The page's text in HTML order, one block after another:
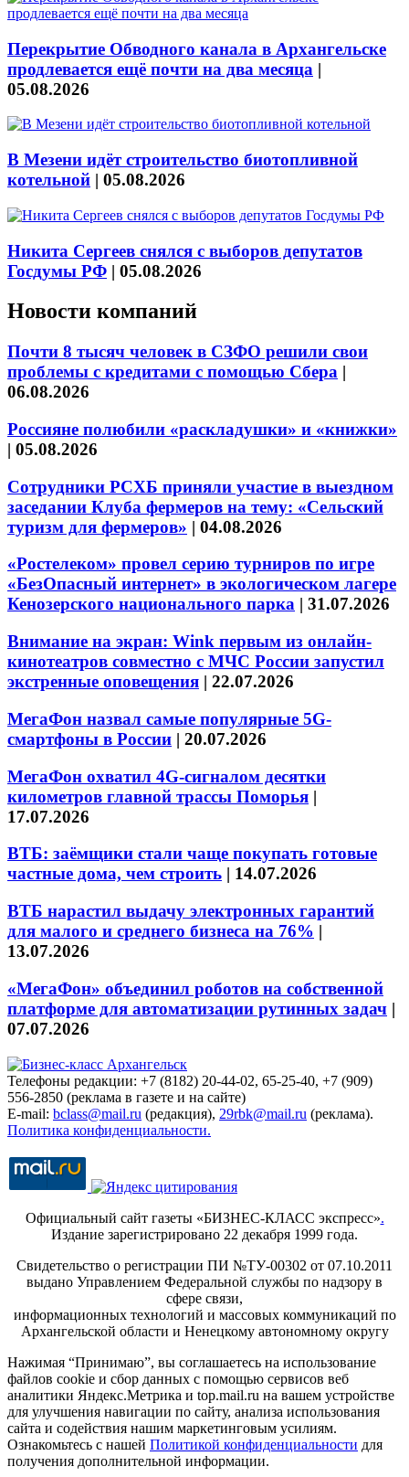
Перекрытие Обводного канала в Архангельске
продлевается ещё почти на два месяца |
05.08.2026
В Мезени идёт строительство биотопливной
котельной | 05.08.2026
Никита Сергеев снялся с выборов депутатов
Госдумы РФ | 05.08.2026
Новости компаний
Почти 8 тысяч человек в СЗФО решили свои
проблемы с кредитами с помощью Сбера |
06.08.2026
Россияне полюбили «раскладушки» и «книжки»
| 05.08.2026
Сотрудники РСХБ приняли участие в выездном
заседании Клуба фермеров на тему: «Сельский
туризм для фермеров» | 04.08.2026
«Ростелеком» провел серию турниров по игре
«БезОпасный интернет» в экологическом лагере
Кенозерского национального парка | 31.07.2026
Внимание на экран: Wink первым из онлайн-
кинотеатров совместно с МЧС России запустил
экстренные оповещения | 22.07.2026
МегаФон назвал самые популярные 5G-
смартфоны в России | 20.07.2026
МегаФон охватил 4G-сигналом десятки
километров главной трассы Поморья |
17.07.2026
ВТБ: заёмщики стали чаще покупать готовые
частные дома, чем строить | 14.07.2026
ВТБ нарастил выдачу электронных гарантий
для малого и среднего бизнеса на 76% |
13.07.2026
«МегаФон» объединил роботов на собственной
платформе для автоматизации рутинных задач |
07.07.2026
Телефоны редакции: +7 (8182) 20-44-02, 65-25-40, +7 (909)
556-2850 (реклама в газете и на сайте)
E-mail: bclass@mail.ru (редакция), 29rbk@mail.ru (реклама).
Политика конфиденциальности.
Официальный сайт газеты «БИЗНЕС-КЛАСС экспресс».
Издание зарегистрировано 22 декабря 1999 года.
Свидетельство о регистрации ПИ №ТУ-00302 от 07.10.2011
выдано Управлением Федеральной службы по надзору в
сфере связи,
информационных технологий и массовых коммуникаций по
Архангельской области и Ненецкому автономному округу
Нажимая “Принимаю”, вы соглашаетесь на использование
файлов cookie и сбор данных с помощью сервисов веб
аналитики Яндекс.Метрика и top.mail.ru на вашем устройстве
для улучшения навигации по сайту, анализа использования
сайта и содействия нашим маркетинговым усилиям.
Ознакомьтесь с нашей Политикой конфиденциальности для
получения дополнительной информации.